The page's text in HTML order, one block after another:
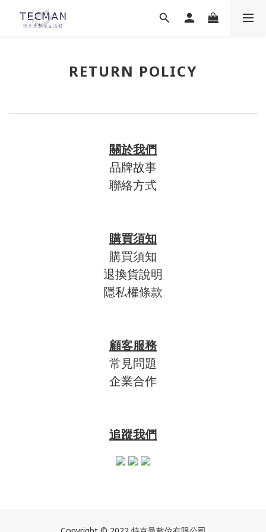
RETURN POLICY
關於我們
品牌故事
聯絡方式
購買須知
購買須知
退換貨說明
隱私權條款
顧客服務
常見問題
企業合作
追蹤我們